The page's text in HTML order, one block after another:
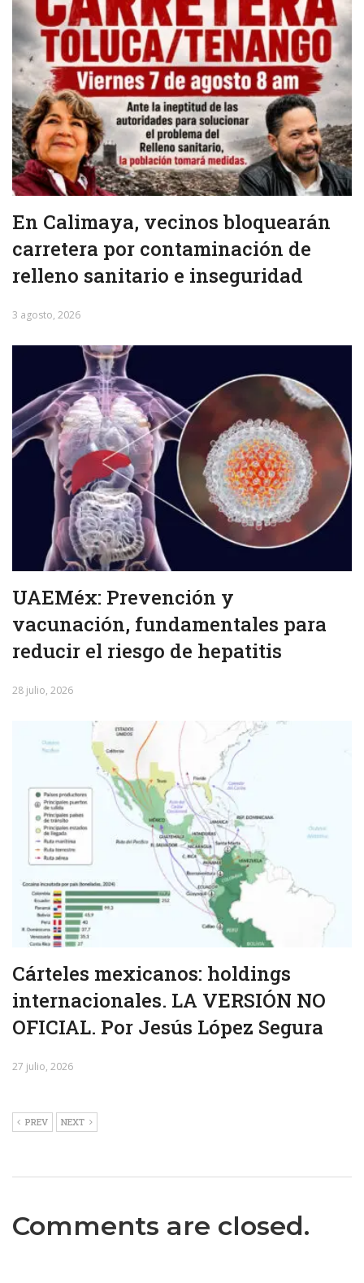
En Calimaya, vecinos bloquearán
carretera por contaminación de
relleno sanitario e inseguridad
3 agosto, 2026
UAEMéx: Prevención y
vacunación, fundamentales para
reducir el riesgo de hepatitis
28 julio, 2026
Cárteles mexicanos: holdings
internacionales. LA VERSIÓN NO
OFICIAL. Por Jesús López Segura
27 julio, 2026
PREV NEXT
Comments are closed.